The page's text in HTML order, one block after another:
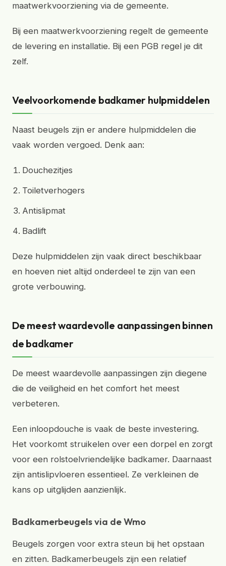
maatwerkvoorziening via de gemeente.
Bij een maatwerkvoorziening regelt de gemeente
de levering en installatie. Bij een PGB regel je dit
zelf.
Veelvoorkomende badkamer hulpmiddelen
Naast beugels zijn er andere hulpmiddelen die
vaak worden vergoed. Denk aan:
Douchezitjes
Toiletverhogers
Antislipmat
Badlift
Deze hulpmiddelen zijn vaak direct beschikbaar
en hoeven niet altijd onderdeel te zijn van een
grote verbouwing.
De meest waardevolle aanpassingen binnen
de badkamer
De meest waardevolle aanpassingen zijn diegene
die de veiligheid en het comfort het meest
verbeteren.
Een inloopdouche is vaak de beste investering.
Het voorkomt struikelen over een dorpel en zorgt
voor een rolstoelvriendelijke badkamer. Daarnaast
zijn antislipvloeren essentieel. Ze verkleinen de
kans op uitglijden aanzienlijk.
Badkamerbeugels via de Wmo
Beugels zorgen voor extra steun bij het opstaan
en zitten. Badkamerbeugels zijn een relatief